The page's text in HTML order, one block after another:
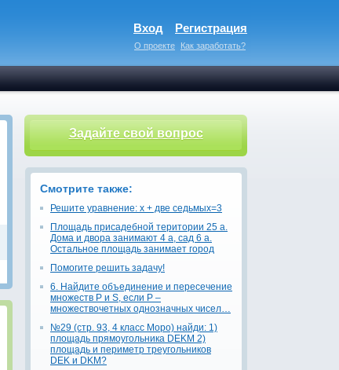
Вход Регистрация
О проекте Как заработать?
Задайте свой вопрос
Смотрите также:
Решите уравнение: х + две седьмых=3
Площадь присадебной територии 25 а.
Дома и двора занимают 4 а, сад 6 а.
Остальное площадь занимает город
Помогите решить задачу!
6. Найдите объединение и пересечение
множеств P и S, если P –
множествочетных однозначных чисел…
№29 (стр. 93, 4 класс Моро) найди: 1)
площадь прямоугольника DEKM 2)
площадь и периметр треугольников
DEK и DKM?